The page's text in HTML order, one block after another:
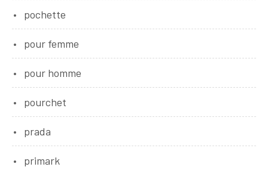
pochette
pour femme
pour homme
pourchet
prada
primark